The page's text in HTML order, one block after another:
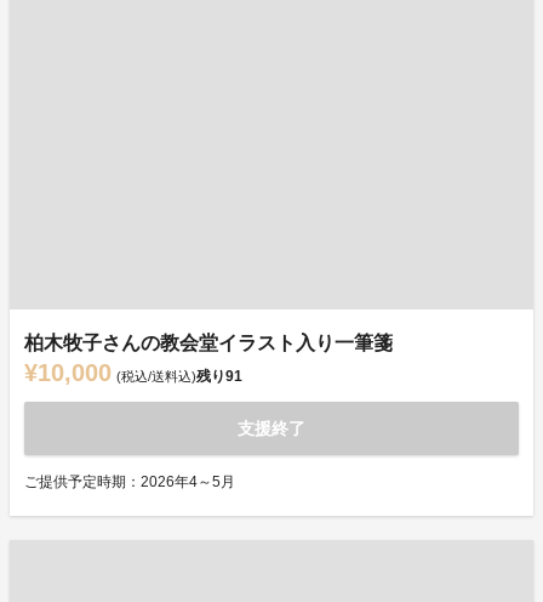
柏木牧子さんの教会堂イラスト入り一筆箋
¥10,000 (税込/送料込)残り91
支援終了
ご提供予定時期：2026年4～5月